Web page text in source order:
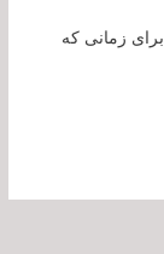
زمانی که